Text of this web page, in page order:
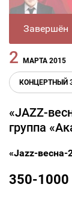
Завершён
2 МАРТА 2015
КОНЦЕРТНЫЙ
«JAZZ-
группа
«Jazz-весна-
350-1000